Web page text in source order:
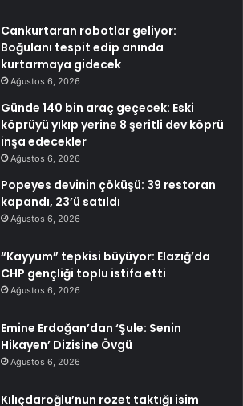
Cankurtaran robotlar geliyor:
Boğulanı tespit edip anında
kurtarmaya gidecek
Ağustos 6, 2026
Günde 140 bin araç geçecek: Eski
köprüyü yıkıp yerine 8 şeritli dev köprü
inşa edecekler
Ağustos 6, 2026
Popeyes devinin çöküşü: 39 restoran
kapandı, 23’ü satıldı
Ağustos 6, 2026
“Kayyum” tepkisi büyüyor: Elazığ’da
CHP gençliği toplu istifa etti
Ağustos 6, 2026
Emine Erdoğan’dan ‘Şule: Senin
Hikayen’ Dizisine Övgü
Ağustos 6, 2026
Kılıçdaroğlu’nun rozet taktığı isim